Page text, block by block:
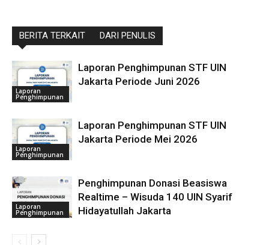
BERITA TERKAIT DARI PENULIS
Laporan
Penghimpunan
Laporan Penghimpunan STF UIN
Jakarta Periode Juni 2026
Laporan
Penghimpunan
Laporan Penghimpunan STF UIN
Jakarta Periode Mei 2026
Laporan
Penghimpunan
Penghimpunan Donasi Beasiswa
Realtime – Wisuda 140 UIN Syarif
Hidayatullah Jakarta